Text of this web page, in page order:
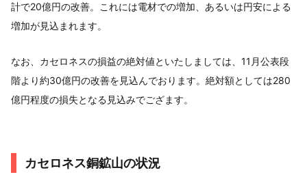
計で20億円の改善。これには電材での増加、あるいは円安による
増加が見込まれます。
なお、カセロネスの損益の絶対値といたしましては、11月公表段
階より約30億円の改善を見込んでおります。絶対額としては280
億円程度の損失となる見込みでござます。
カセロネス銅鉱山の状況